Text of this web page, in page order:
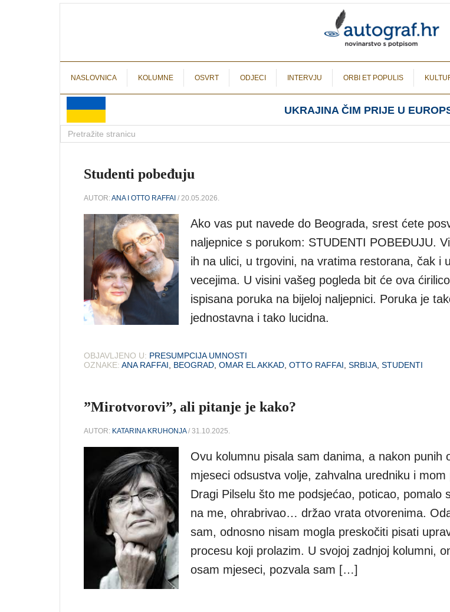
NASLOVNICA KOLUMNE OSVRT ODJECI INTERVJU ORBI ET POPULIS
UKRAJINA ČIM PRIJE U
Studenti pobeđuju
AUTOR:ANA I OTTO RAFFAI / 20.05.2026.
Ako vas put navede do Beograda, srest ćete
naljepnice s porukom: STUDENTI POBEĐUJU.
ih na ulici, u trgovini, na vratima restorana, čak i u
vecejima. U visini vašeg pogleda bit će ova
ispisana poruka na bijeloj naljepnici. Poruka je
jednostavna i tako lucidna.
OBJAVLJENO U: PRESUMPCIJA UMNOSTI
OZNAKE: ANA RAFFAI BEOGRAD OMAR EL AKKAD OTTO RAFFAI SRBIJA STUDENTI
”Mirotvorovi”, ali pitanje je kako?
AUTOR: KATARINA KRUHONJA/ 31.10.2025.
Ovu kolumnu pisala sam danima, a nakon punih
mjeseci odsustva volje, zahvalna uredniku i mom
Dragi Pilselu što me podsjećao, poticao, pomalo
na me, ohrabrivao… držao vrata otvorenima.
sam, odnosno nisam mogla preskočiti pisati
procesu koji prolazim. U svojoj zadnjoj kolumni,
osam mjeseci, pozvala sam […]